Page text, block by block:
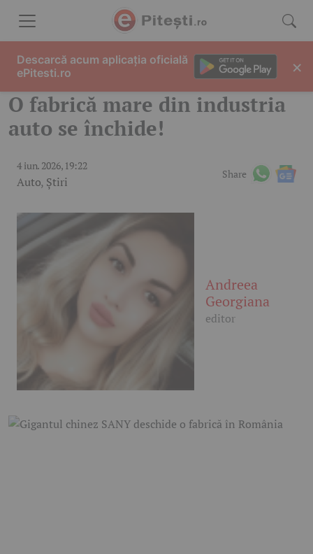
O fabrică mare din industria
auto se închide!
4 iun. 2026, 19:22
Auto, Știri
Share
Andreea
Georgiana
editor
Descarcă acum aplicația oficială
ePitesti.ro
×